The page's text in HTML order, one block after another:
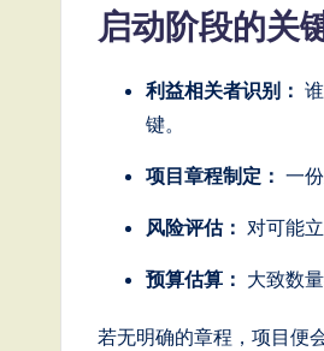
in
w
启动阶段的关
利益相关者识别：
键。
项目章程制定： 一
风险评估： 对可能
预算估算： 大致数
若无明确的章程，项目便